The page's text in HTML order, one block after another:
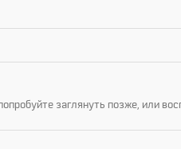
заглянуть позже, или